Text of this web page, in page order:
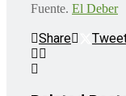
Fuente. El Deber
Share